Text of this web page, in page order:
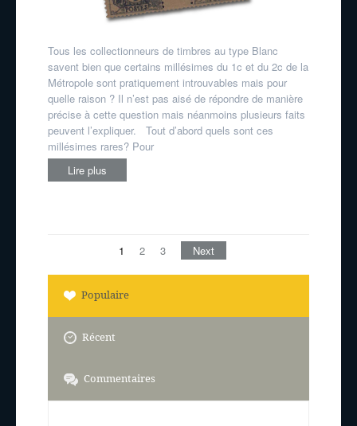
Tous les collectionneurs de timbres au type Blanc
savent bien que certains millésimes du 1c et du 2c de la
Métropole sont pratiquement introuvables mais pour
quelle raison ? Il n’est pas aisé de répondre de manière
précise à cette question mais néanmoins plusieurs faits
peuvent l’expliquer. Tout d’abord quels sont ces
millésimes rares? Pour
Lire plus
1 2 3 Next
Populaire
Récent
Commentaires